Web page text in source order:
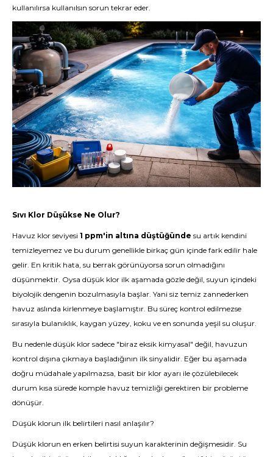
kullanılırsa kullanılsın sorun tekrar eder.
Sıvı Klor Düşükse Ne Olur?
Havuz klor seviyesi 1 ppm'in altına düştüğünde su artık kendini
temizleyemez ve bu durum genellikle birkaç gün içinde fark edilir hale
gelir. En kritik hata, su berrak görünüyorsa sorun olmadığını
düşünmektir. Oysa düşük klor ilk aşamada gözle değil, suyun içindeki
biyolojik dengenin bozulmasıyla başlar. Yani siz temiz zannederken
havuz aslında kirlenmeye başlamıştır. Bu süreç kontrol edilmezse
sırasıyla bulanıklık, kaygan yüzey, koku ve en sonunda yeşil su oluşur.
Bu nedenle düşük klor sadece "biraz eksik kimyasal" değil, havuzun
kontrol dışına çıkmaya başladığının ilk sinyalidir. Eğer bu aşamada
doğru müdahale yapılmazsa, basit bir klor ayarı ile çözülebilecek
durum kısa sürede komple havuz temizliği gerektiren bir probleme
dönüşür.
Düşük klorun ilk belirtileri nasıl anlaşılır?
Düşük klorun en erken belirtisi suyun karakterinin değişmesidir. Su